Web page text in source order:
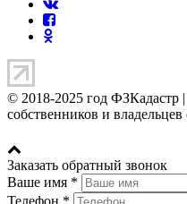
© 2018-2025 год ФЗКадастр |
собственников и
Заказать обратный звонок
Ваше имя *